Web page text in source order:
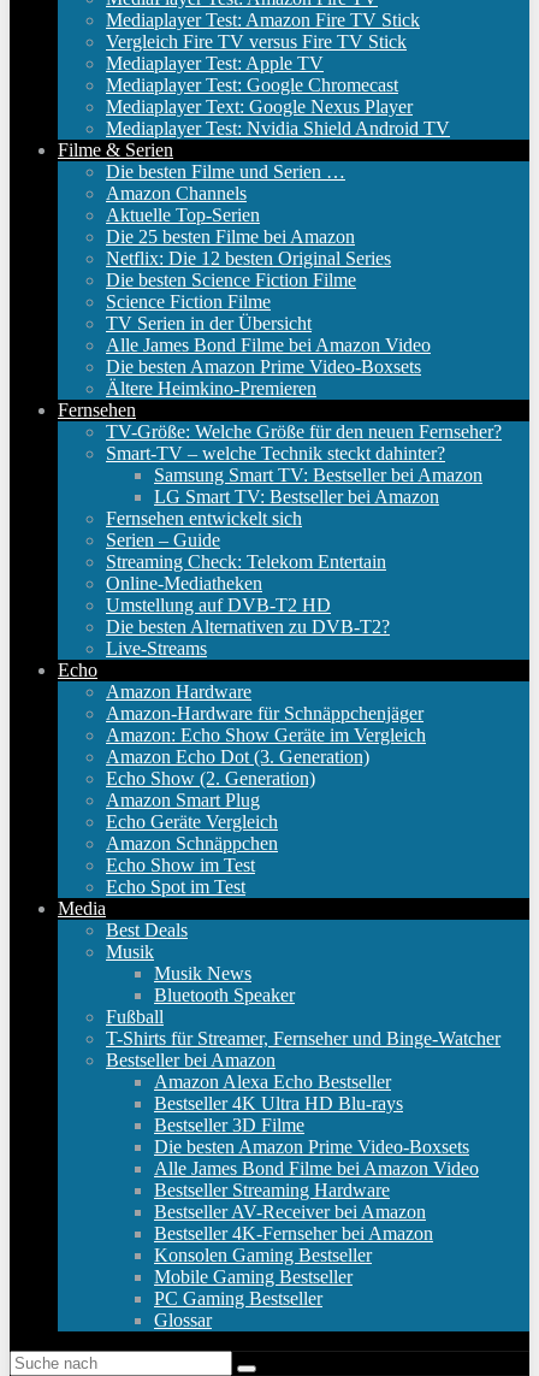
Mediaplayer Test: Amazon Fire TV Stick
Vergleich Fire TV versus Fire TV Stick
Mediaplayer Test: Apple TV
Mediaplayer Test: Google Chromecast
Mediaplayer Text: Google Nexus Player
Mediaplayer Test: Nvidia Shield Android TV
Filme & Serien
Die besten Filme und Serien …
Amazon Channels
Aktuelle Top-Serien
Die 25 besten Filme bei Amazon
Netflix: Die 12 besten Original Series
Die besten Science Fiction Filme
Science Fiction Filme
TV Serien in der Übersicht
Alle James Bond Filme bei Amazon Video
Die besten Amazon Prime Video-Boxsets
Ältere Heimkino-Premieren
Fernsehen
TV-Größe: Welche Größe für den neuen Fernseher?
Smart-TV – welche Technik steckt dahinter?
Samsung Smart TV: Bestseller bei Amazon
LG Smart TV: Bestseller bei Amazon
Fernsehen entwickelt sich
Serien – Guide
Streaming Check: Telekom Entertain
Online-Mediatheken
Umstellung auf DVB-T2 HD
Die besten Alternativen zu DVB-T2?
Live-Streams
Echo
Amazon Hardware
Amazon-Hardware für Schnäppchenjäger
Amazon: Echo Show Geräte im Vergleich
Amazon Echo Dot (3. Generation)
Echo Show (2. Generation)
Amazon Smart Plug
Echo Geräte Vergleich
Amazon Schnäppchen
Echo Show im Test
Echo Spot im Test
Media
Best Deals
Musik
Musik News
Bluetooth Speaker
Fußball
T-Shirts für Streamer, Fernseher und Binge-Watcher
Bestseller bei Amazon
Amazon Alexa Echo Bestseller
Bestseller 4K Ultra HD Blu-rays
Bestseller 3D Filme
Die besten Amazon Prime Video-Boxsets
Alle James Bond Filme bei Amazon Video
Bestseller Streaming Hardware
Bestseller AV-Receiver bei Amazon
Bestseller 4K-Fernseher bei Amazon
Konsolen Gaming Bestseller
Mobile Gaming Bestseller
PC Gaming Bestseller
Glossar